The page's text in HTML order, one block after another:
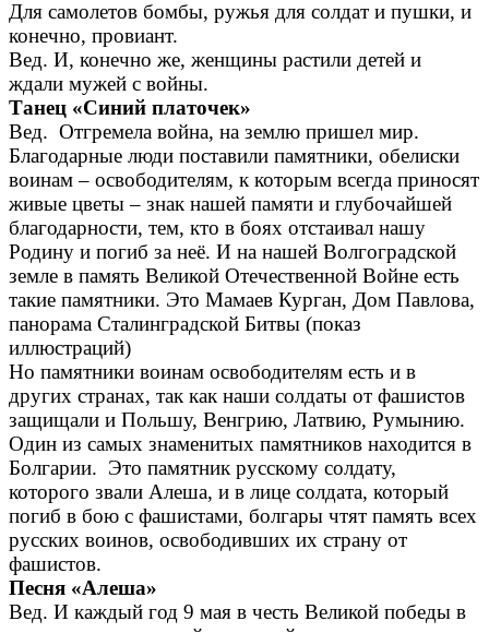
Для самолетов бомбы, ружья для солдат и пушки, и
конечно, провиант.
Вед. И, конечно же, женщины растили детей и
ждали мужей с войны.
Танец «Синий платочек»
Вед. Отгремела война, на землю пришел мир.
Благодарные люди поставили памятники, обелиски
воинам – освободителям, к которым всегда приносят
живые цветы – знак нашей памяти и глубочайшей
благодарности, тем, кто в боях отстаивал нашу
Родину и погиб за неё. И на нашей Волгоградской
земле в память Великой Отечественной Войне есть
такие памятники. Это Мамаев Курган, Дом Павлова,
панорама Сталинградской Битвы (показ
иллюстраций)
Но памятники воинам освободителям есть и в
других странах, так как наши солдаты от фашистов
защищали и Польшу, Венгрию, Латвию, Румынию.
Один из самых знаменитых памятников находится в
Болгарии. Это памятник русскому солдату,
которого звали Алеша, и в лице солдата, который
погиб в бою с фашистами, болгары чтят память всех
русских воинов, освободивших их страну от
фашистов.
Песня «Алеша»
Вед. И каждый год 9 мая в честь Великой победы в